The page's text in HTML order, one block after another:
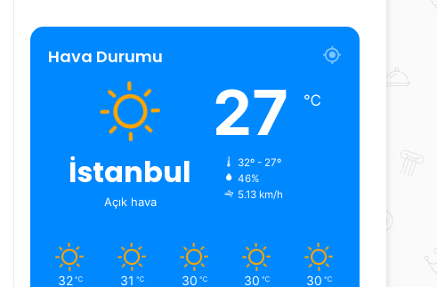
Hava Durumu
İstanbul
Açık hava
27 ℃
32º - 27º
46%
5.13 km/h
32 ℃ 31 ℃ 30 ℃ 30 ℃ 30 ℃